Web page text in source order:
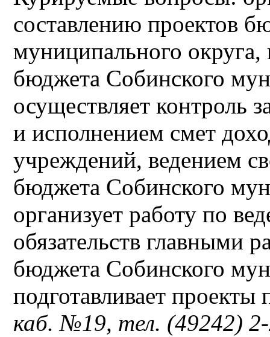
составлению проектов
муниципального округа,
бюджета Собинского
осуществляет контроль
и исполнением смет
учреждений, ведением
бюджета Собинского
организует работу по
обязательств главными
бюджета Собинского
подготавливает проекты
каб. №19, тел. (49242)